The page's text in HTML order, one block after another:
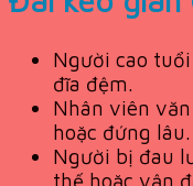
Người cao
đĩa đệm.
Nhân viên
hoặc đứng lâu.
Người bị đau
thế hoặc vận